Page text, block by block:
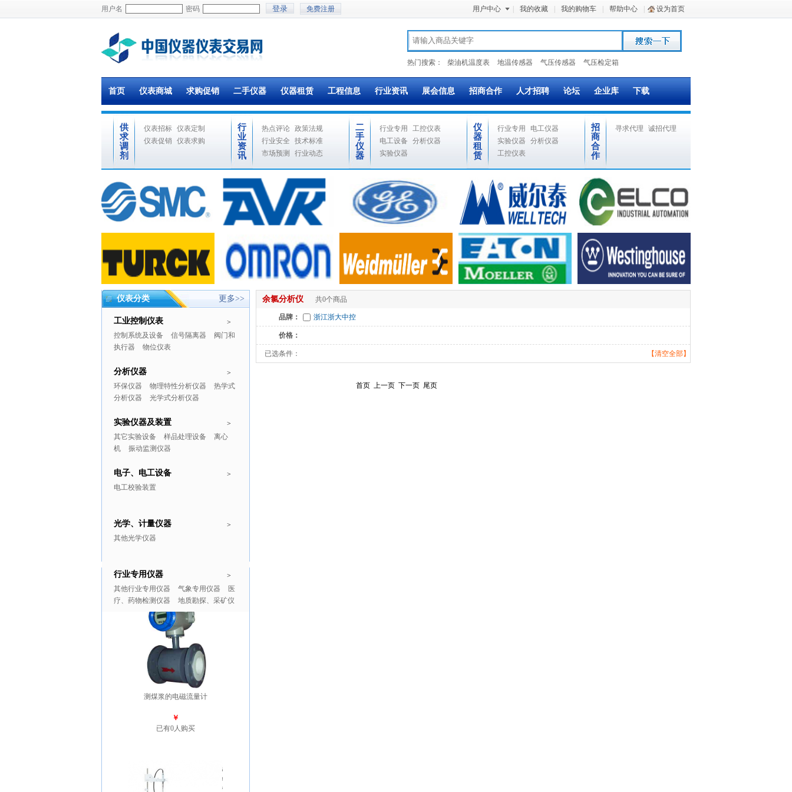
用户名 密码 免费注册 用户中心 我的收藏 我的购物车 帮助中心 设为首页
热门搜索： 柴油机温度表 地温传感器 气压传感器 气压检定箱
首页 仪表商城 求购促销 二手仪器 仪器租赁 工程信息 行业资讯 展会信息 招商合作 人才招聘 论坛 企业库 下载
供
求
调
剂
仪表招标 仪表定制
仪表促销
仪表求购
行
业
资
讯
热点评论 政策法规
行业安全
技术标准
市场预测
行业动态
二
手
仪
器
行业专用
工控仪表
电工设备
分析仪器
实验仪器
仪
器
租
赁
行业专用
电工仪器
实验仪器
分析仪器
工控仪表
招
商
合
作
寻求代理 诚招代理
仪表分类 更多>>
>
工业控制仪表
控制系统及设备 信号隔离器
阀门和
执行器
物位仪表
>
分析仪器
环保仪器 物理特性分析仪器
热学式
分析仪器
光学式分析仪器
>
实验仪器及装置
其它实验设备 样品处理设备
离心
机
振动监测仪器
>
电子、电工设备
电工校验装置
>
光学、计量仪器
其他光学仪器
>
行业专用仪器
其他行业专用仪器 气象专用仪器
医
疗、药物检测仪器
地质勘探、采矿仪
推广商品 更多>>
测煤浆的电磁流量计
￥
已有0人购买
余氯分析仪 共0个商品
品牌： 浙江浙大中控
价格：
【清空全部】
已选条件：
首页 上一页 下一页 尾页